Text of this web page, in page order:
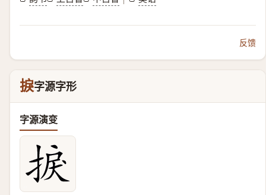
反馈
捩字源字形
字源演变